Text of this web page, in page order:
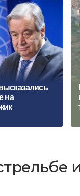
на